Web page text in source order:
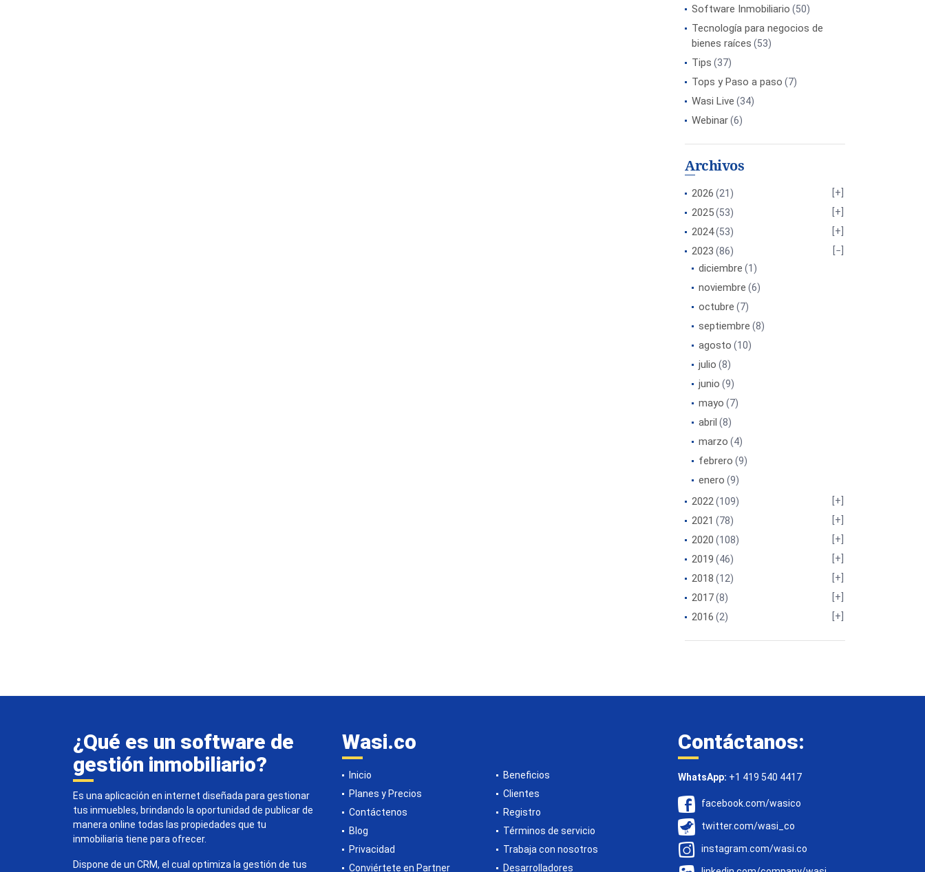
Software Inmobiliario (50)
Tecnología para negocios de
bienes raíces (53)
Tips (37)
Tops y Paso a paso (7)
Wasi Live (34)
Webinar(6)
Archivos
2026 (21)
2025(53)
2024(53)
2023 (86)
diciembre (1)
noviembre (6)
octubre (7)
septiembre (8)
agosto (10)
julio (8)
junio (9)
mayo (7)
abril (8)
marzo (4)
febrero (9)
enero (9)
2022(109)
2021 (78)
2020 (108)
2019 (46)
2018 (12)
2017(8)
2016 (2)
¿Qué es un software de
gestión inmobiliario?
Es una aplicación en internet diseñada para gestionar
tus inmuebles, brindando la oportunidad de publicar de
manera online todas las propiedades que tu
inmobiliaria tiene para ofrecer.
Dispone de un CRM, el cual optimiza la gestión de tus
Wasi.co
Inicio
Beneficios
Planes y Precios
Clientes
Contáctenos
Registro
Blog
Términos de servicio
Privacidad
Trabaja con nosotros
Conviértete en Partner
Desarrolladores
Contáctanos:
WhatsApp: +1 419 540 4417
facebook.com/wasico
twitter.com/wasi_co
instagram.com/wasi.co